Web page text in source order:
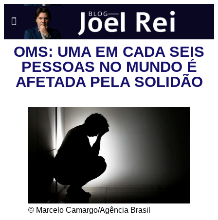
OMS: UMA EM CADA SEIS
PESSOAS NO MUNDO É
AFETADA PELA SOLIDÃO
© Marcelo Camargo/Agência Brasil